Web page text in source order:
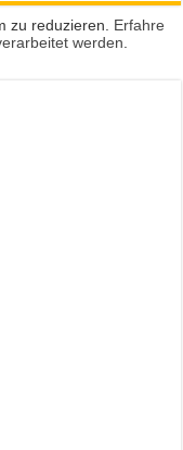
zu reduzieren. Erfahre
werden.